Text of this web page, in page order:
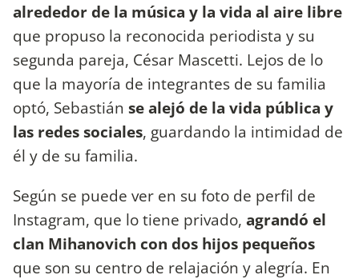
alrededor de la música y la vida al aire libre
que propuso la reconocida periodista y su
segunda pareja, César Mascetti. Lejos de lo
que la mayoría de integrantes de su familia
optó, Sebastián se alejó de la vida pública y
las redes sociales, guardando la intimidad de
él y de su familia.
Según se puede ver en su foto de perfil de
Instagram, que lo tiene privado, agrandó el
clan Mihanovich con dos hijos pequeños
que son su centro de relajación y alegría. En